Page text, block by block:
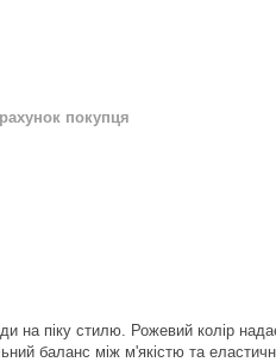
покупця
піку стилю. Рожевий колір
баланс між м'якістю та